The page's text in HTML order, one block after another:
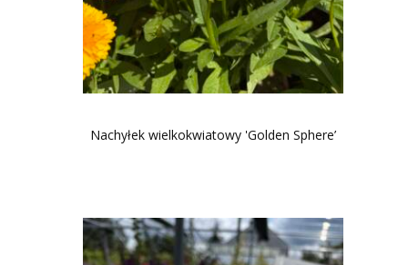
Nachyłek wielkokwiatowy 'Golden Sphere’